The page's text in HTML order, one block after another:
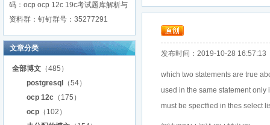
码：ocp ocp 12c 19c考试题库解析与
资料群：钉钉群号：35277291
文章分类
全部博文 （485）
postgresql
（54）
ocp 12c （175）
ocp （102）
发布时间：2019-10-28 16:57:13
which two statements are true
used in the same statement
must be spectfied in thes select